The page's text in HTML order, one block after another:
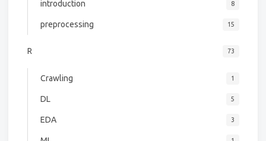
introduction 8
preprocessing 15
R 73
Crawling 1
DL 5
EDA 3